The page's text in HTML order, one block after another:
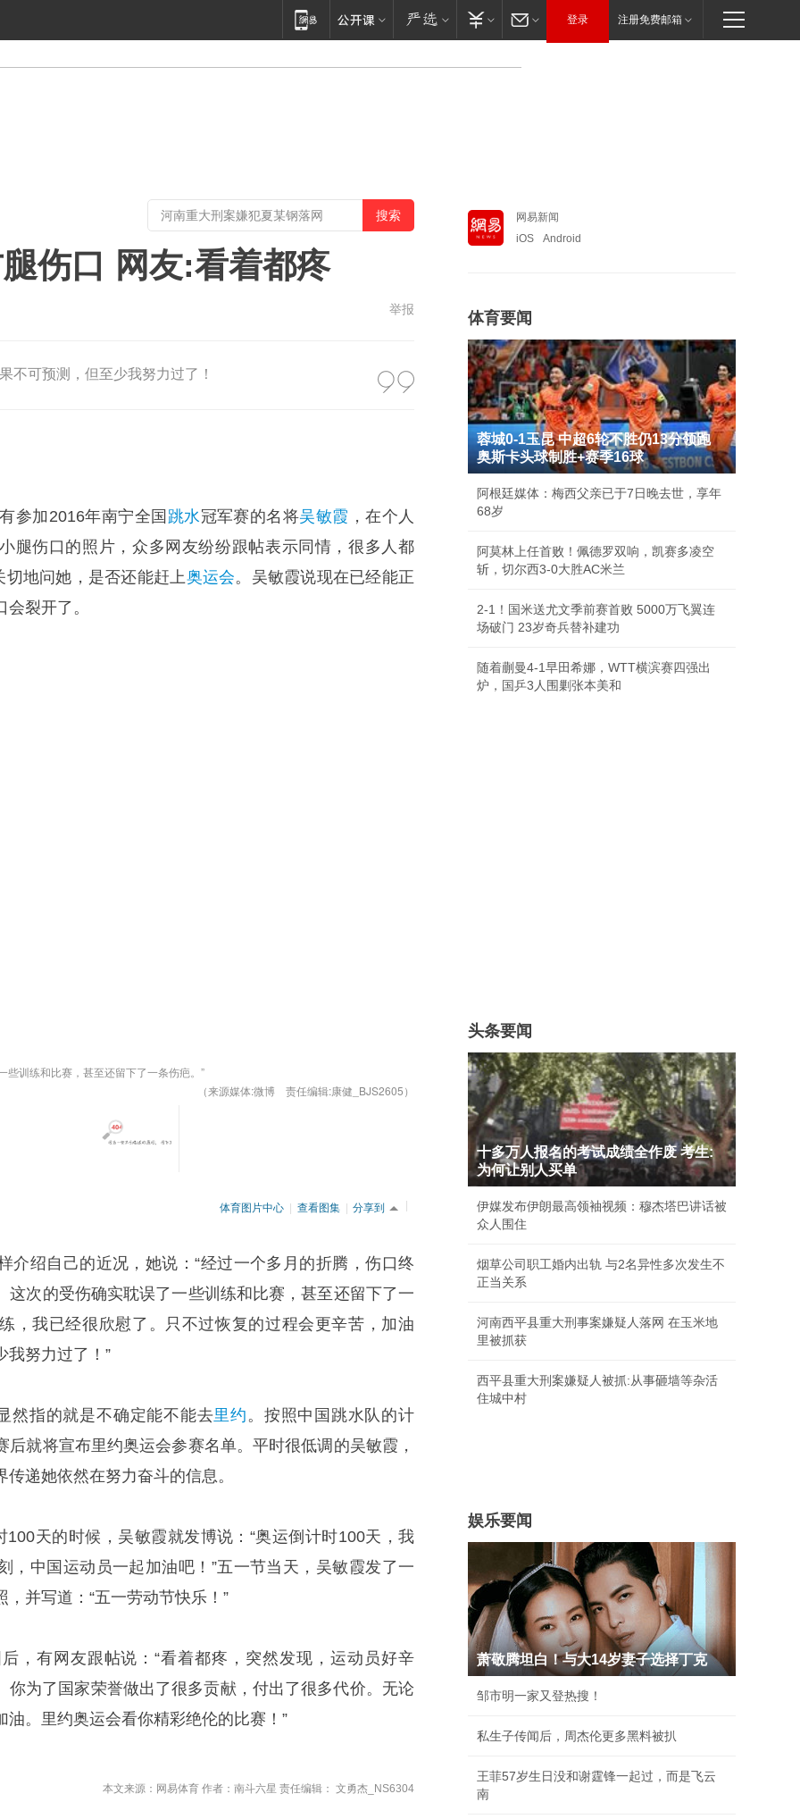
登录 注册免费邮箱
伤口 网友:看着都疼
举报
不可预测，但至少我努力过了！
参加2016年南宁全国 跳水冠军赛的名将吴敏霞 ，在个人
腿伤口的照片，众多网友纷纷跟帖表示同情，很多人都
切地问她，是否还能赶上奥运会。吴敏霞说现在已经能正
裂开了。
些训练和比赛，甚至还留下了一条伤疤。”
（来源媒体:微博 责任编辑:康健_BJS2605）
分享到
体育图片中心 查看图集
介绍自己的近况，她说：“经过一个多月的折腾，伤口终
这次的受伤确实耽误了一些训练和比赛，甚至还留下了一
，我已经很欣慰了。只不过恢复的过程会更辛苦，加油
我努力过了！”
然指的就是不确定能不能去里约。按照中国跳水队的计
后就将宣布里约奥运会参赛名单。平时很低调的吴敏霞，
递她依然在努力奋斗的信息。
天的时候，吴敏霞就发博说：“奥运倒计时100天，我
，中国运动员一起加油吧！”五一节当天，吴敏霞发了一
并写道：“五一劳动节快乐！”
，有网友跟帖说：“看着都疼，突然发现，运动员好辛
你为了国家荣誉做出了很多贡献，付出了很多代价。无论
油。里约奥运会看你精彩绝伦的比赛！”
本文来源：网易体育 作者：南斗六星 责任编辑： 文勇杰_NS6304
网易新闻
iOS
Android
体育要闻
蓉城0-1玉昆 中超6轮不胜仍13分领跑
奥斯卡头球制胜+赛季16球
阿根廷媒体：梅西父亲已于7日晚去世，享年
68岁
阿莫林上任首败！佩德罗双响，凯赛多凌空
斩，切尔西3-0大胜AC米兰
2-1！国米送尤文季前赛首败 5000万飞翼连
场破门 23岁奇兵替补建功
随着蒯曼4-1早田希娜，WTT横滨赛四强出
炉，国乒3人围剿张本美和
头条要闻
十多万人报名的考试成绩全作废 考生:
为何让别人买单
伊媒发布伊朗最高领袖视频：穆杰塔巴讲话被
众人围住
烟草公司职工婚内出轨 与2名异性多次发生不
正当关系
河南西平县重大刑事案嫌疑人落网 在玉米地
里被抓获
西平县重大刑案嫌疑人被抓:从事砸墙等杂活
住城中村
娱乐要闻
萧敬腾坦白！与大14岁妻子选择丁克
邹市明一家又登热搜！
私生子传闻后，周杰伦更多黑料被扒
王菲57岁生日没和谢霆锋一起过，而是飞云
南